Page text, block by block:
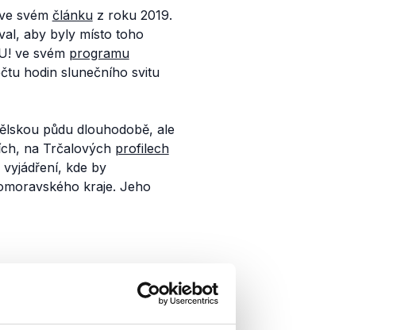
svém článkuz roku 2019.
aby byly místo toho
ve svém programu
hodin slunečního svitu
půdu dlouhodobě, ale
na Trčalových profilech
kde by
kraje. Jeho
a Jihomoravský